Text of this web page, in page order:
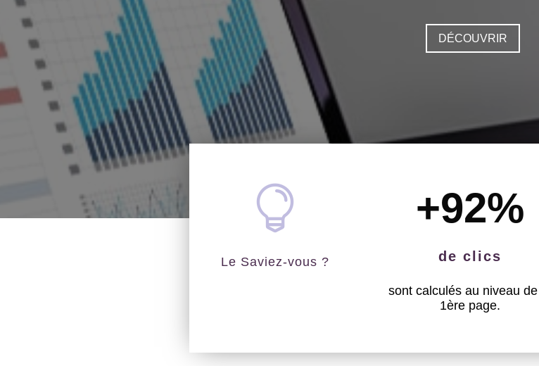
DÉCOUVRIR

Le Saviez-vous ?
+92%
de clics
sont calculés au niveau
1ère page.